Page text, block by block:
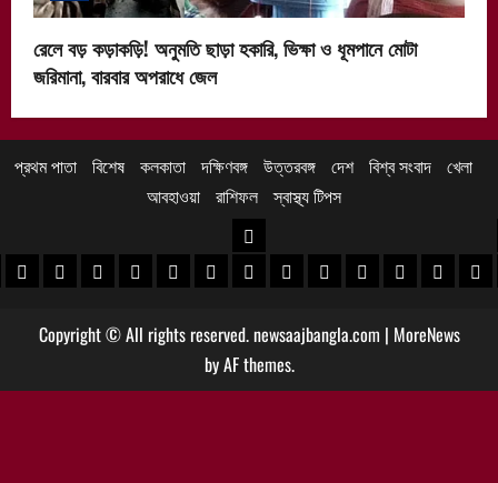
রেলে বড় কড়াকড়ি! অনুমতি ছাড়া হকারি, ভিক্ষা ও ধূমপানে মোটা
জরিমানা, বারবার অপরাধে জেল
প্রথম পাতা বিশেষ কলকাতা দক্ষিণবঙ্গ উত্তরবঙ্গ দেশ বিশ্ব সংবাদ খেলা
আবহাওয়া
রাশিফল স্বাস্থ্য টিপস
খবর
খবর
পুরুলিয়া খবর
বাঁকুড়া খবরপশ্চিম বর্ধমান খবর
পূর্ব বর্ধমান খবর
বীরভূম খবরমুর্শিদাবাদ খবর
উত্তরবঙ্গ
কোচবিহার নিউজ
আলিপুরদুয়ার খবর
জলপাইগুড়ি খবর
শিলিগুড়ি খবর
উত্তরদক্ষিণ
Copyright © All rights reserved. newsaajbangla.com | MoreNews
by AF themes.